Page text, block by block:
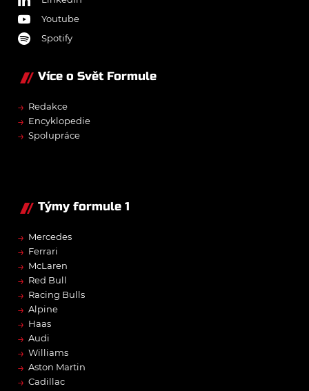
Youtube
Spotify
Více o Svět Formule
→ Redakce
→ Encyklopedie
→ Spolupráce
Týmy formule 1
→ Mercedes
→ Ferrari
→ McLaren
→ Red Bull
→ Racing Bulls
→ Alpine
→ Haas
→ Audi
→ Williams
→ Aston Martin
→ Cadillac